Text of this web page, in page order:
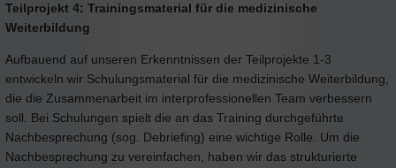
Teilprojekt 4: Trainingsmaterial für die medizinische
Weiterbildung
Aufbauend auf unseren Erkenntnissen der Teilprojekte 1-3
entwickeln wir Schulungsmaterial für die medizinische Weiterbildung,
die die Zusammenarbeit im interprofessionellen Team verbessern
soll. Bei Schulungen spielt die an das Training durchgeführte
Nachbesprechung (sog. Debriefing) eine wichtige Rolle. Um die
Nachbesprechung zu vereinfachen, haben wir das strukturierte